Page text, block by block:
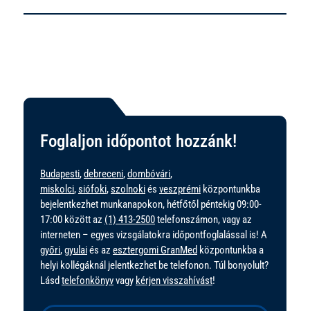
Foglaljon időpontot hozzánk!
Budapesti,debreceni,dombóvári,
miskolci,siófoki,szolnokiés veszprémi központunkba
bejelentkezhet munkanapokon, hétfőtől péntekig 09:00-
17:00 között az (1) 413-2500telefonszámon, vagy az
interneten – egyes vizsgálatokra időpontfoglalással is! A
győri,gyulaiés az esztergomi GranMed központunkba a
helyi kollégáknál jelentkezhet be telefonon. Túl bonyolult?
Lásd telefonkönyvvagy kérjen visszahívást!